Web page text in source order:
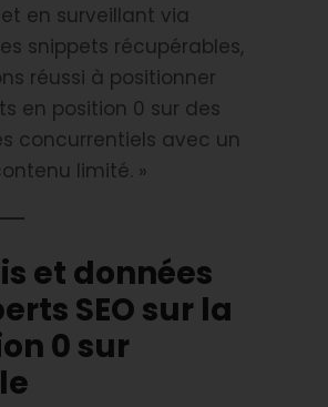
en surveillant via
snippets récupérables,
réussi à positionner
en position 0 sur des
concurrentiels avec un
limité. »
et données
SEO sur la
0 sur